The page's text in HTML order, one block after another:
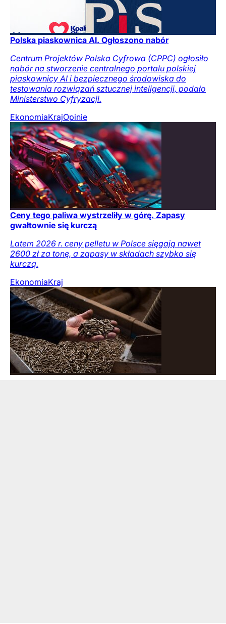
Polska piaskownica AI. Ogłoszono nabór
Centrum Projektów Polska Cyfrowa (CPPC) ogłosiło
nabór na stworzenie centralnego portalu polskiej
piaskownicy AI i bezpiecznego środowiska do
testowania rozwiązań sztucznej inteligencji, podało
Ministerstwo Cyfryzacji.
EkonomiaKrajOpinie
Ceny tego paliwa wystrzeliły w górę. Zapasy
gwałtownie się kurczą
Latem 2026 r. ceny pelletu w Polsce sięgają nawet
2600 zł za tonę, a zapasy w składach szybko się
kurczą.
EkonomiaKraj